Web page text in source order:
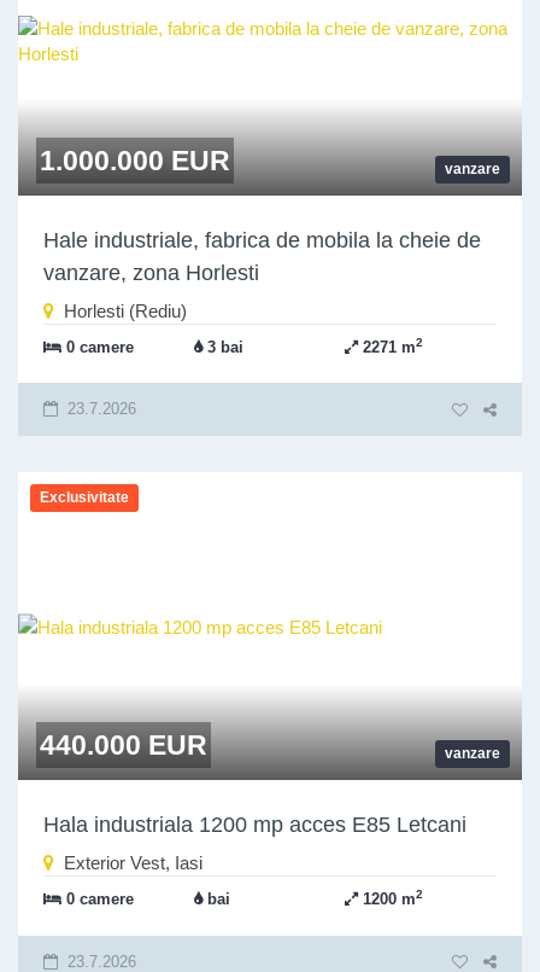
vanzare
1.000.000 EUR
Hale industriale, fabrica de mobila la cheie de
vanzare, zona Horlesti
Horlesti (Rediu)
0 camere 3 bai 2271 m2
23.7.2026
Exclusivitate
vanzare
440.000 EUR
Hala industriala 1200 mp acces E85 Letcani
Exterior Vest, Iasi
0 camere bai 1200 m2
23.7.2026